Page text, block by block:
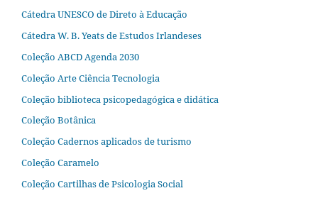
Cátedra UNESCO de Direto à Educação
Cátedra W. B. Yeats de Estudos Irlandeses
Coleção ABCD Agenda 2030
Coleção Arte Ciência Tecnologia
Coleção biblioteca psicopedagógica e didática
Coleção Botânica
Coleção Cadernos aplicados de turismo
Coleção Caramelo
Coleção Cartilhas de Psicologia Social